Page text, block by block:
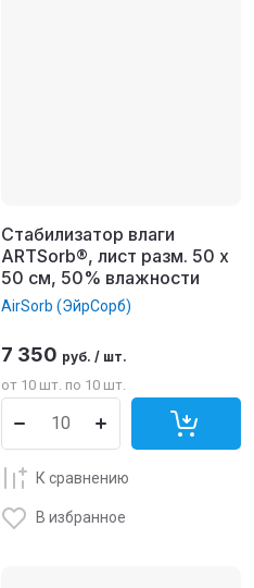
Стабилизатор влаги
ARTSorb®, лист разм. 50 x
50 см, 50% влажности
AirSorb (ЭйрСорб)
7 350 руб. /шт.
от 10 шт. по 10 шт.
К сравнению
В избранное